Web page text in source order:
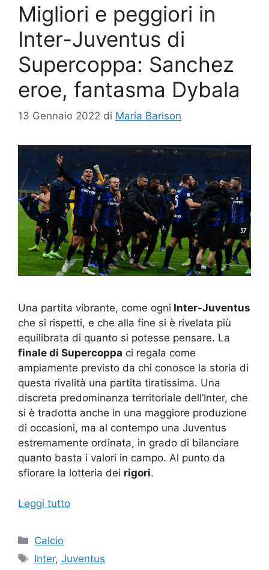
Migliori e peggiori in
Inter-Juventus di
Supercoppa: Sanchez
eroe, fantasma Dybala
13 Gennaio 2022 di Maria Barison
Una partita vibrante, come ogni Inter-Juventus
che si rispetti, e che alla fine si è rivelata più
equilibrata di quanto si potesse pensare. La
finale di Supercoppa ci regala come
ampiamente previsto da chi conosce la storia di
questa rivalità una partita tiratissima. Una
discreta predominanza territoriale dell’Inter, che
si è tradotta anche in una maggiore produzione
di occasioni, ma al contempo una Juventus
estremamente ordinata, in grado di bilanciare
quanto basta i valori in campo. Al punto da
sfiorare la lotteria dei rigori.
Leggi tutto
Categorie
Calcio
Tag
Inter,Juventus